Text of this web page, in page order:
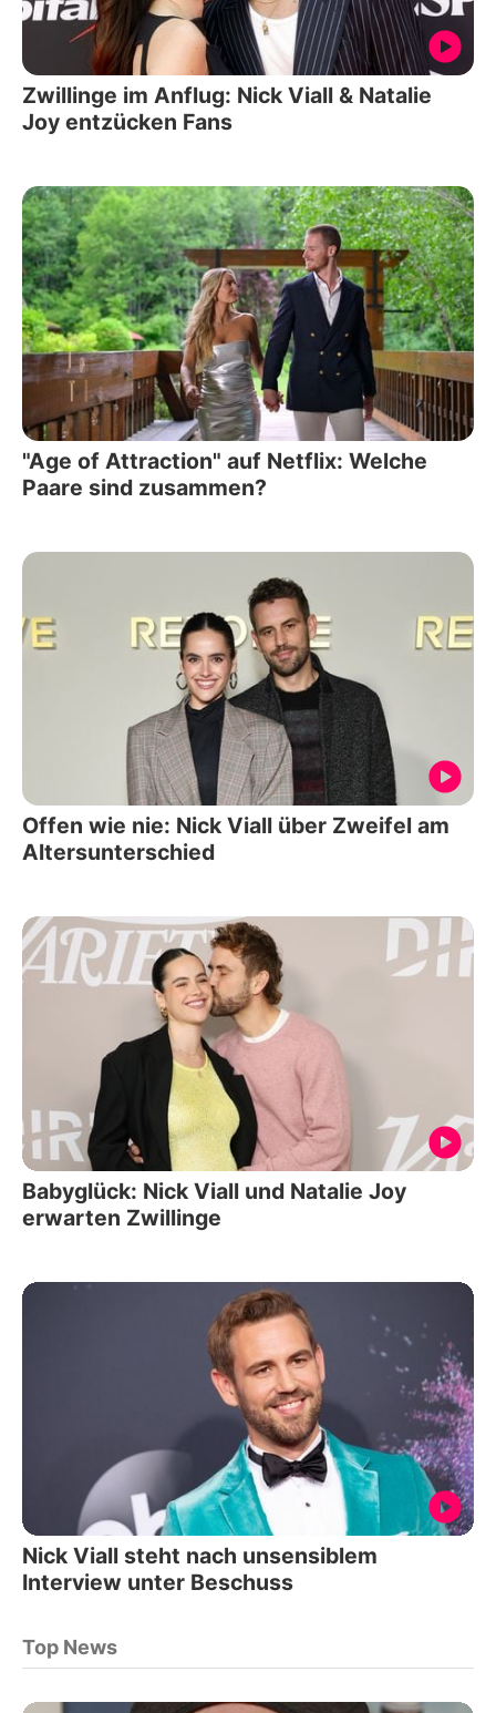
Zwillinge im Anflug: Nick Viall & Natalie
Joy entzücken Fans
"Age of Attraction" auf Netflix: Welche
Paare sind zusammen?
Offen wie nie: Nick Viall über Zweifel am
Altersunterschied
Babyglück: Nick Viall und Natalie Joy
erwarten Zwillinge
Nick Viall steht nach unsensiblem
Interview unter Beschuss
Top News